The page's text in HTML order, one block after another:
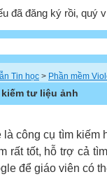
đã đăng ký rồi, quý
Tin học > Phần mềm
kiếm tư liệu ảnh
là công cụ tìm
rất tốt, hỗ trợ cả
để giáo viên có